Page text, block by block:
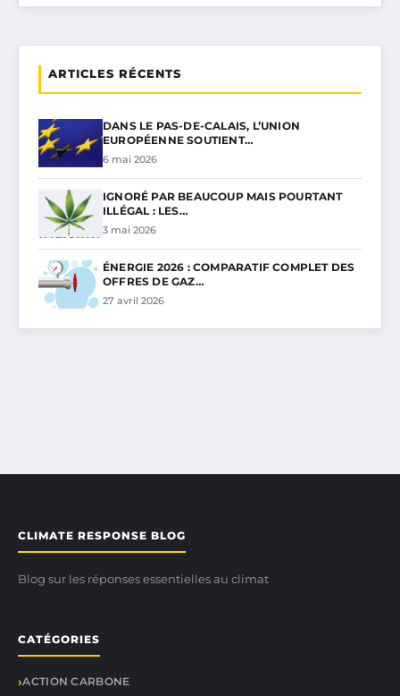
ARTICLES RÉCENTS
DANS LE PAS-DE-CALAIS, L’UNION
EUROPÉENNE SOUTIENT…
6 mai 2026
IGNORÉ PAR BEAUCOUP MAIS POURTANT
ILLÉGAL : LES…
3 mai 2026
ÉNERGIE 2026 : COMPARATIF COMPLET DES
OFFRES DE GAZ…
27 avril 2026
CLIMATE RESPONSE BLOG
Blog sur les réponses essentielles au climat
CATÉGORIES
ACTION CARBONE